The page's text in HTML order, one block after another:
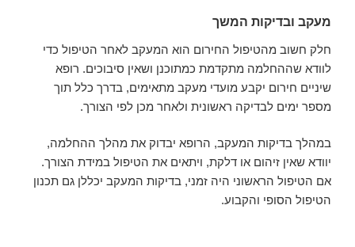
מעקב ובדיקות המשך
חלק חשוב מהטיפול החירום הוא המעקב לאחר הטיפול כדי
לוודא שההחלמה מתקדמת כמתוכנן ושאין סיבוכים. רופא
שיניים חירום יקבע מועדי מעקב מתאימים, בדרך כלל תוך
מספר ימים לבדיקה ראשונית ולאחר מכן לפי הצורך.
במהלך בדיקות המעקב, הרופא יבדוק את מהלך ההחלמה,
יוודא שאין זיהום או דלקת, ויתאים את הטיפול במידת הצורך.
אם הטיפול הראשוני היה זמני, בדיקות המעקב יכללן גם תכנון
הטיפול הסופי והקבוע.